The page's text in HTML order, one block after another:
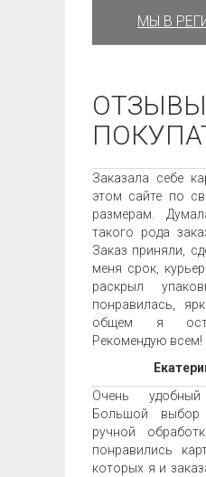
МЫ В
ОТЗЫВЫ
Заказала себе
этом сайте по
размерам.
такого рода
Заказ приняли,
меня срок,
раскрыл
понравилась,
общем я
Рекомендую всем!
Очень удобный
Большой выбор
ручной
понравились
которых я и